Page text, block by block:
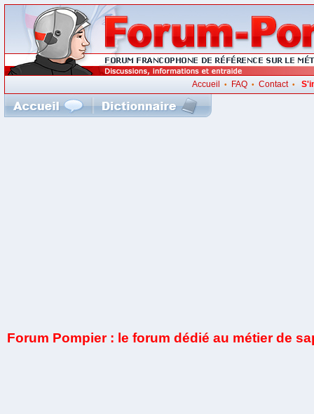
Accueil • FAQ• Contact•
Forum Pompier : le forum dédié au métier de